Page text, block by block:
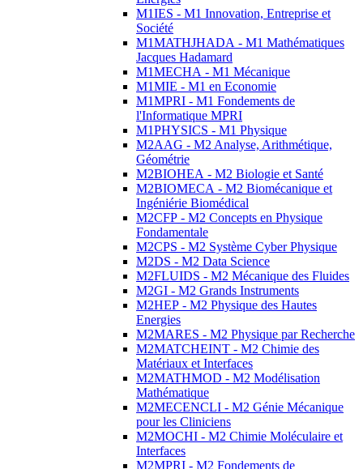
M1IES - M1 Innovation, Entreprise et
Société
M1MATHJHADA - M1 Mathématiques
Jacques Hadamard
M1MECHA - M1 Mécanique
M1MIE - M1 en Economie
M1MPRI - M1 Fondements de
l'Informatique MPRI
M1PHYSICS - M1 Physique
M2AAG - M2 Analyse, Arithmétique,
Géométrie
M2BIOHEA - M2 Biologie et Santé
M2BIOMECA - M2 Biomécanique et
Ingéniérie Biomédical
M2CFP - M2 Concepts en Physique
Fondamentale
M2CPS - M2 Système Cyber Physique
M2DS - M2 Data Science
M2FLUIDS - M2 Mécanique des Fluides
M2GI - M2 Grands Instruments
M2HEP - M2 Physique des Hautes
Energies
M2MARES - M2 Physique par Recherche
M2MATCHEINT - M2 Chimie des
Matériaux et Interfaces
M2MATHMOD - M2 Modélisation
Mathématique
M2MECENCLI - M2 Génie Mécanique
pour les Cliniciens
M2MOCHI - M2 Chimie Moléculaire et
Interfaces
M2MPRI - M2 Fondements de